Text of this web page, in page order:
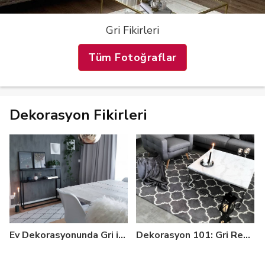
Gri Fikirleri
Tüm Fotoğraflar
Dekorasyon Fikirleri
Ev Dekorasyonunda Gri ile Uyumlu Renkler, Her Stile Uygun Dekorlar! Dekorasyon 101: Gri Rengi Tercih Etmeniz için 8 Sebep